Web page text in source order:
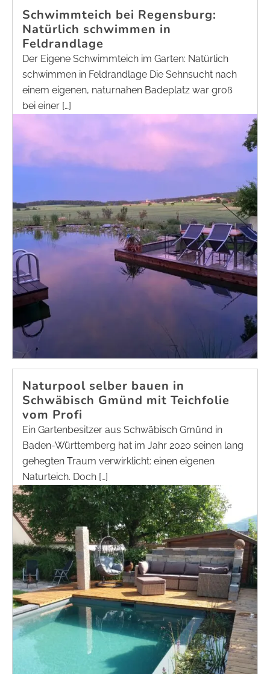
Schwimmteich bei Regensburg:
Natürlich schwimmen in
Feldrandlage
Der Eigene Schwimmteich im Garten: Natürlich
schwimmen in Feldrandlage Die Sehnsucht nach
einem eigenen, naturnahen Badeplatz war groß
bei einer […]
Naturpool selber bauen in
Schwäbisch Gmünd mit Teichfolie
vom Profi
Ein Gartenbesitzer aus Schwäbisch Gmünd in
Baden-Württemberg hat im Jahr 2020 seinen lang
gehegten Traum verwirklicht: einen eigenen
Naturteich. Doch […]